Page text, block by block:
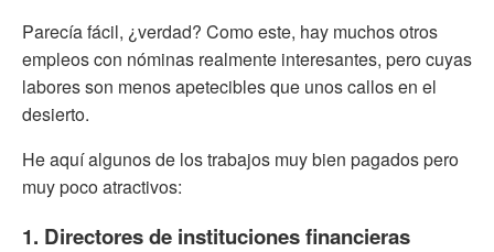
Parecía fácil, ¿verdad? Como este, hay muchos otros
empleos con nóminas realmente interesantes, pero cuyas
labores son menos apetecibles que unos callos en el
desierto.
He aquí algunos de los trabajos muy bien pagados pero
muy poco atractivos:
1. Directores de instituciones financieras